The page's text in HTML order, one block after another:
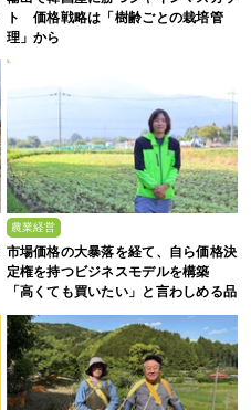
ト 価格戦略は「樹齢ごとの栽培管
理」から
農業経営
市場価格の大暴落を経て、自ら価格決
定権を持つビジネスモデルを構築
「高くても買いたい」と言わしめる品
質を生み出すのは